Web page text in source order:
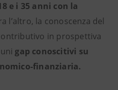
e i 35 anni con la
l’altro, la conoscenza del
in prospettiva
gap conoscitivi su
finanziaria.